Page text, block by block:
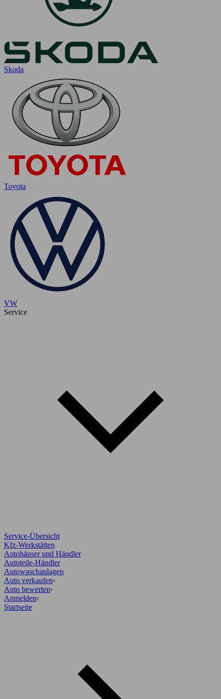
Skoda
Toyota
VW
Service
Service-Übersicht
Kfz-Werkstätten
Autohäuser und Händler
Autoteile-Händler
Autowaschanlagen
Auto verkaufen›
Auto bewerten›
Anmelden›
Startseite